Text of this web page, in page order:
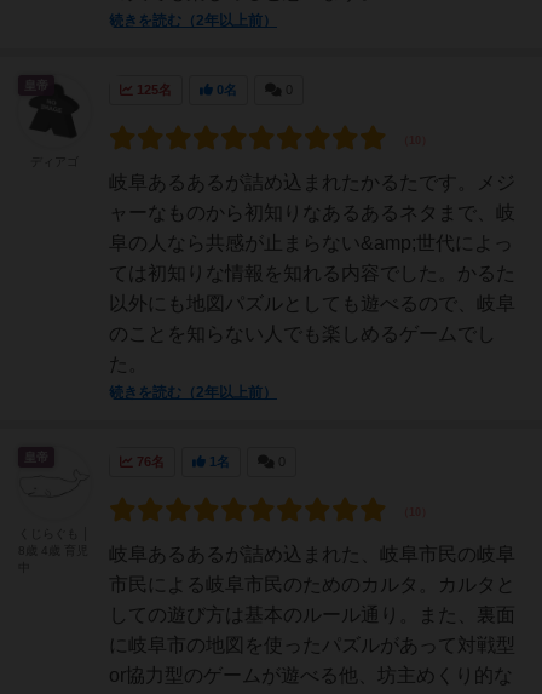
続きを読む（2年以上前）
125名 0名
岐阜あるあるが詰め込まれたかるたです。メジ
ャーなものから初知りなあるあるネタまで、岐
阜の人なら共感が止まらない&amp;世代によっ
ては初知りな情報を知れる内容でした。かるた
以外にも地図パズルとしても遊べるので、岐阜
のことを知らない人でも楽しめるゲームでし
た。
続きを読む（2年以上前）
76名 1名
岐阜あるあるが詰め込まれた、岐阜市民の岐阜
市民による岐阜市民のためのカルタ。カルタと
しての遊び方は基本のルール通り。また、裏面
に岐阜市の地図を使ったパズルがあって対戦型
or協力型のゲームが遊べる他、坊主めくり的な